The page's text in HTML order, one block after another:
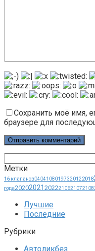
Сохранить моё имя,
браузере для
Метки
16 клапанов04041080197320122018
года20202021 2022210621072108
Лучшие
Последние
Рубрики
Автоликбез